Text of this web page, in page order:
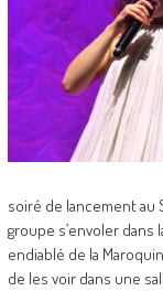
soiré de lancement au
groupe s’envoler
endiablé de la
de les voir dans une